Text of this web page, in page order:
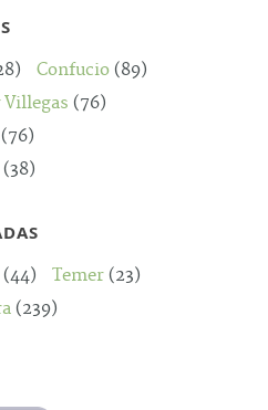
Confucio (89)
Villegas (76)
(76)
(38)
(44) Temer (23)
(239)